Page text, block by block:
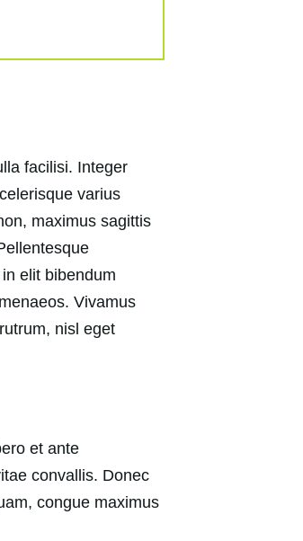
facilisi. Integer
varius
maximus sagittis
elit bibendum
Vivamus
nisl eget
et ante
convallis. Donec
congue maximus